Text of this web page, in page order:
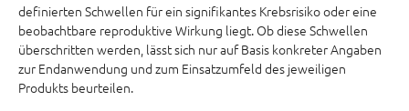
definierten Schwellen für ein signifikantes Krebsrisiko oder eine
beobachtbare reproduktive Wirkung liegt. Ob diese Schwellen
überschritten werden, lässt sich nur auf Basis konkreter Angaben
zur Endanwendung und zum Einsatzumfeld des jeweiligen
Produkts beurteilen.